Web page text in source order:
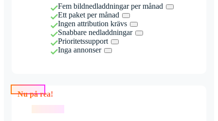
Fem bildnedladdningar per månad
Ett paket per månad
Ingen attribution krävs
Snabbare nedladdningar
Prioritetssupport
Inga annonser
Nu på rea!